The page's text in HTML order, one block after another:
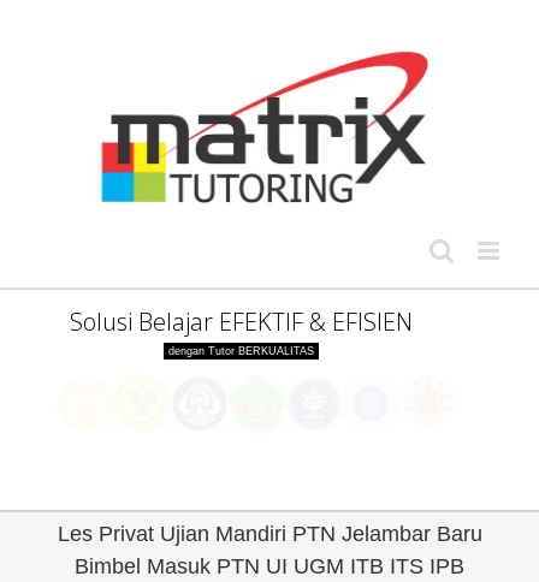
Solusi Belajar EFEKTIF & EFISIEN
dengan Tutor BERKUALITAS
Les Privat Ujian Mandiri PTN Jelambar Baru
Bimbel Masuk PTN UI UGM ITB ITS IPB